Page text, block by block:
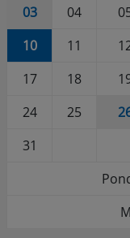
03
04
10
11
17
18
24
25
31